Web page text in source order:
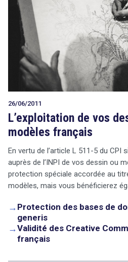
26/06/2011
L’exploitation de vos
modèles français
En vertu de l’article L 511-5 du CPI
auprès de l’INPI de vos dessin ou
protection spéciale accordée au
modèles, mais vous bénéficierez
→ Protection des bases de
generis
→Validité des Creative
français